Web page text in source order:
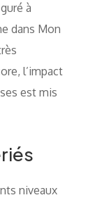
à
dans Mon
l’impact
est mis
niveaux